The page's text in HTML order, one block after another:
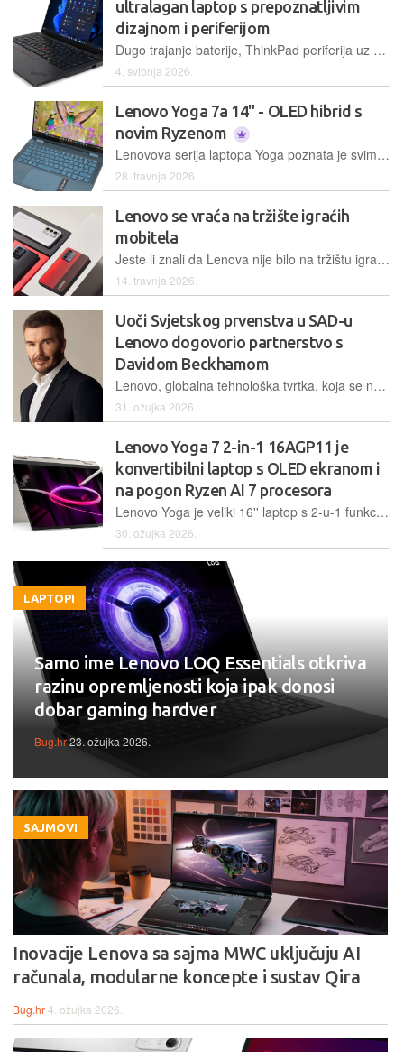
ultralagan laptop s prepoznatljivim
dizajnom i periferijom
Dugo trajanje baterije, ThinkPad periferija uz malu masu, magnezijsko kućište i kompaktne dimenzije dio su i šeste generacije popularne ThinkPad X13 serije. U Intelovoj inačici, laptop je opremljen Core Ultra procesorima Arrow Lake generacije i IPS ekranom
4. svibnja 2026.
Lenovo Yoga 7a 14" - OLED hibrid s
novim Ryzenom
Lenovova serija laptopa Yoga poznata je svima koji preferiraju konvertibilne uređaj – laptop koji istovremeno može odigrati i ulogu velikog tableta. Jedna od najnovijih modela u ovoj seriji jest Yoga 7a temeljena na procesorima iz nove AMD-ove serije Ryzen AI 400
28. travnja 2026.
Lenovo se vraća na tržište igraćih
mobitela
Jeste li znali da Lenova nije bilo na tržištu igraćih mobitela već četiri godine? Nismo ni mi, ali evo ih opet
14. travnja 2026.
Uoči Svjetskog prvenstva u SAD-u
Lenovo dogovorio partnerstvo s
Davidom Beckhamom
Lenovo, globalna tehnološka tvrtka, koja se nalazi na 196. mjestu na globalnoj Fortune 500 listi te posluje na 180 tržišta diljem svijeta, danas je potvrdilo globalno partnerstvo s Davidom Beckhamom, povezujući jednu od najpoznatijih osoba na svijetu i jednu od vodećih svjetskih tehnoloških tvrtki
31. ožujka 2026.
Lenovo Yoga 7 2-in-1 16AGP11 je
konvertibilni laptop s OLED ekranom i
na pogon Ryzen AI 7 procesora
Lenovo Yoga je veliki 16'' laptop s 2-u-1 funkcionalnosti čije su najjače strane privlačan dizajn, tanak profil i napredni OLED ekran. Novi AMD procesor nije među najjačima, ali je dovoljno snažan za svakodnevni rad
30. ožujka 2026.
LAPTOPI
Samo ime Lenovo LOQ Essentials otkriva
razinu opremljenosti koja ipak donosi
dobar gaming hardver
Bug.hr23. ožujka 2026.
SAJMOVI
Inovacije Lenova sa sajma MWC uključuju AI
računala, modularne koncepte i sustav Qira
Bug.hr4. ožujka 2026.